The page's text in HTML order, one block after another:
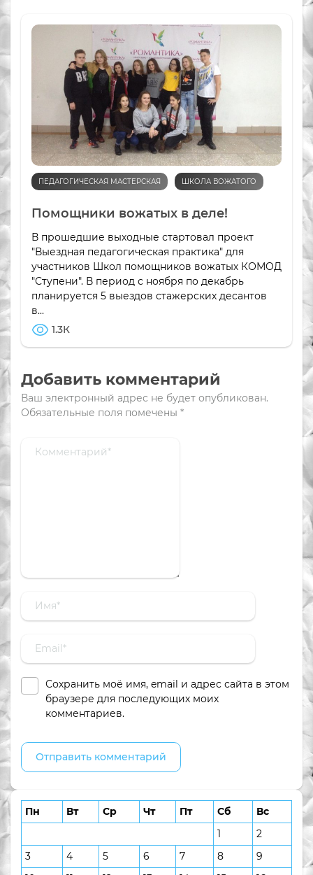
ПЕДАГОГИЧЕСКАЯ МАСТЕРСКАЯ ШКОЛА ВОЖАТОГО
Помощники вожатых в деле!
В прошедшие выходные стартовал проект
"Выездная педагогическая практика" для
участников Школ помощников вожатых КОМОД
"Ступени". В период с ноября по декабрь
планируется 5 выездов стажерских десантов
в...
1.3К
Добавить комментарий
Ваш электронный адрес не будет опубликован.
Обязательные поля помечены *
Сохранить моё имя, email и адрес сайта в этом
браузере для последующих моих
комментариев.
Пн Вт Ср Чт Пт Сб
Вс
1
2
3
4 5 6 7 8
9